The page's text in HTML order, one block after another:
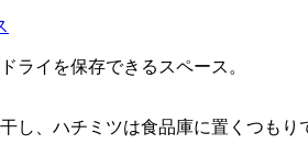
ライを保存できるスペース。
し、ハチミツは食品庫に置くつもり